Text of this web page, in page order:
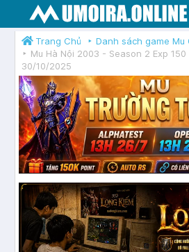
Trang Chủ
Danh sách game Mu
Mu Hà Nội 2003 - Season 2 Exp
30/10/2025